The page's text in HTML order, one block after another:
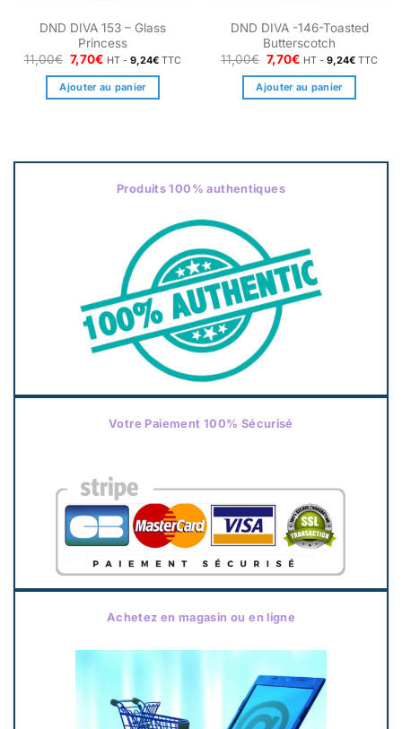
DND DIVA 153 – Glass
Princess
11,00€ Le
prix
initial
était :
7,70€Le
actuel
est :
HT -9,24€ TTC
Ajouter au panier
DND DIVA -146-Toasted
Butterscotch
11,00€ Le
prix
initial
était :
7,70€Le
actuel
est :
HT -9,24€ TTC
Ajouter au panier
Produits 100% authentiques
Votre Paiement 100% Sécurisé
Achetez en magasin ou en ligne